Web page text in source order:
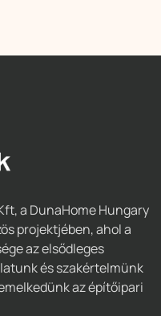
a DunaHome Hungary
projektjében, ahol a
az elsődleges
és szakértelmünk
az építőipari